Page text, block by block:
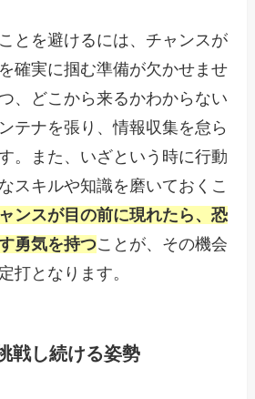
とを避けるには、チャンスが
確実に掴む準備が欠かせませ
、どこから来るかわからない
テナを張り、情報収集を怠ら
。また、いざという時に行動
スキルや知識を磨いておくこ
ンスが目の前に現れたら、恐
勇気を持つことが、その機会
打となります。
戦し続ける姿勢